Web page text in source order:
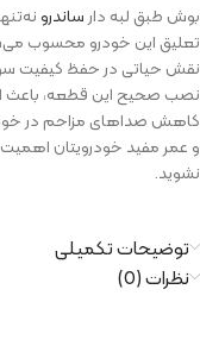
بوش طبق لبه دارساندرو
تعلیق این خودرو محسوب
نقش حیاتی در حفظ کیفیت
نصب صحیح این قطعه، باعث
کاهش صداهای مزاحم در
و عمر مفید خودرویتان
نشوید.
توضیحات تکمیلی
نظرات (0)